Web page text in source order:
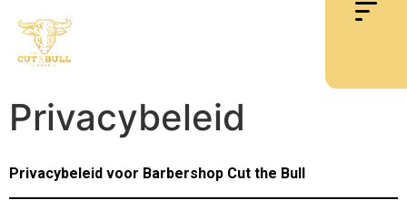
Privacybeleid
Privacybeleid voor Barbershop Cut the Bull